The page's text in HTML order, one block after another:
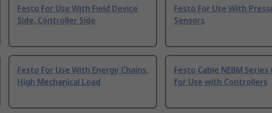
Festo For Use With Field Device
Side, Controller Side
Festo For Use With
Sensors
Festo For Use With Energy Chains,
High Mechanical Load
Festo Cable NEBM Series
for Use with Controllers